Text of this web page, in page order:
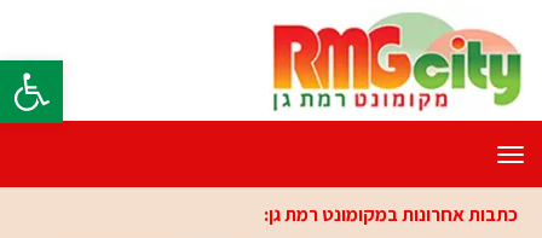
פתח
תפריט
כתבות אחרונות במקומונט רמת גן: